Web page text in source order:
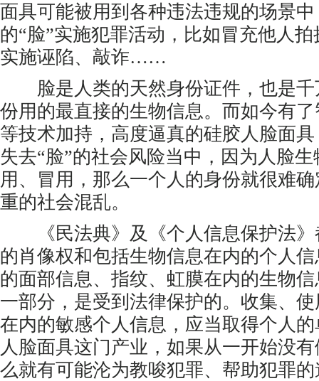
面具可能被用到各种违法违规的场景
的“脸”实施犯罪活动，比如冒充他人
实施诬陷、敲诈……
脸是人类的天然身份证件，也是千
份用的最直接的生物信息。而如今有
等技术加持，高度逼真的硅胶人脸面
失去“脸”的社会风险当中，因为人脸
用、冒用，那么一个人的身份就很难
重的社会混乱。
《民法典》及《个人信息保护法》
的肖像权和包括生物信息在内的个人
的面部信息、指纹、虹膜在内的生物
一部分，是受到法律保护的。收集、
在内的敏感个人信息，应当取得个人
人脸面具这门产业，如果从一开始没
么就有可能沦为教唆犯罪、帮助犯罪